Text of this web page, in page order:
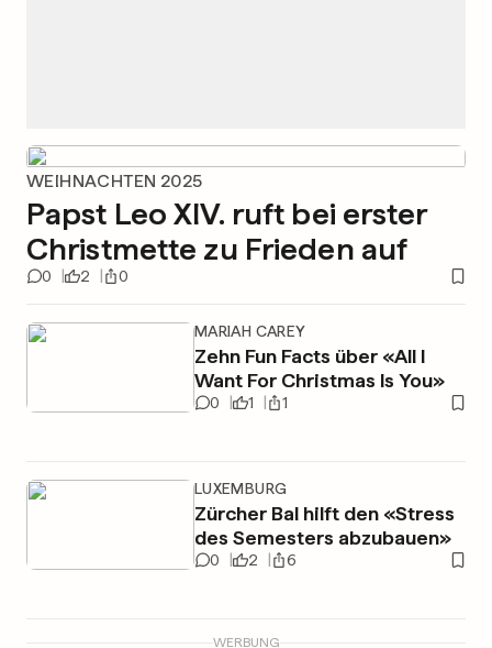
WEIHNACHTEN 2025
Papst Leo XIV. ruft bei erster
Christmette zu Frieden auf
0 2 0
MARIAH CAREY
Zehn Fun Facts über «All I
Want For Christmas Is You»
0 1 1
LUXEMBURG
Zürcher Bal hilft den «Stress
des Semesters abzubauen»
0 2 6
WERBUNG